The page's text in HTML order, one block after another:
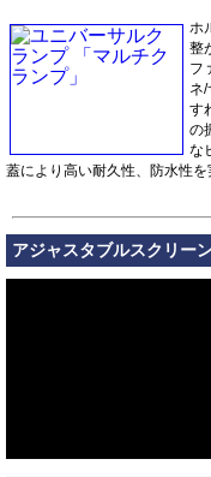
ホ
整
フ
ネ
す
の
な
蓋により高い耐久性、防水性を
アジャスタブルスクリー